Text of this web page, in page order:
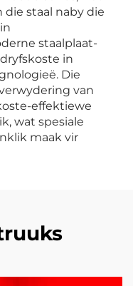
die staal naby die
staalplaat-
in
Die
van
effektiewe
wat spesiale
maak vir